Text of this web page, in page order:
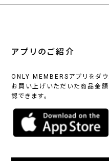
アプリのご紹介
ONLY MEMBERSアプリをダウ
お買い上げいただいた商品金
認できます。